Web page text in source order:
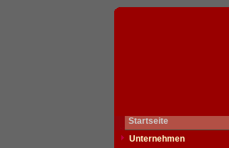
Startseite
Unternehmen